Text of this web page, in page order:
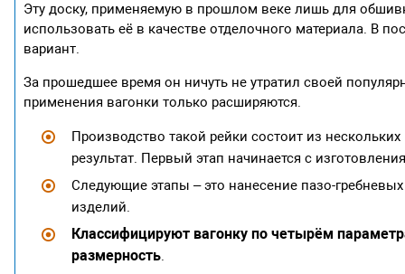
Эту доску, применяемую в прошлом веке лишь для
использовать её в качестве отделочного материала. В
вариант.
За прошедшее время он ничуть не утратил своей
применения вагонки только расширяются.
Производство такой рейки состоит из
результат. Первый этап начинается с
Следующие этапы – это нанесение пазо-
изделий.
Классифицируют вагонку по четырём
размерность.